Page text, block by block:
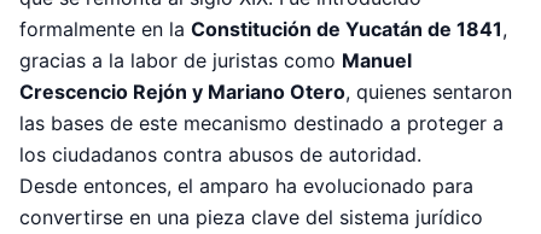
formalmente en la Constitución de Yucatán de 1841,
gracias a la labor de juristas como Manuel
Crescencio Rejón y Mariano Otero, quienes sentaron
las bases de este mecanismo destinado a proteger a
los ciudadanos contra abusos de autoridad.
Desde entonces, el amparo ha evolucionado para
convertirse en una pieza clave del sistema jurídico